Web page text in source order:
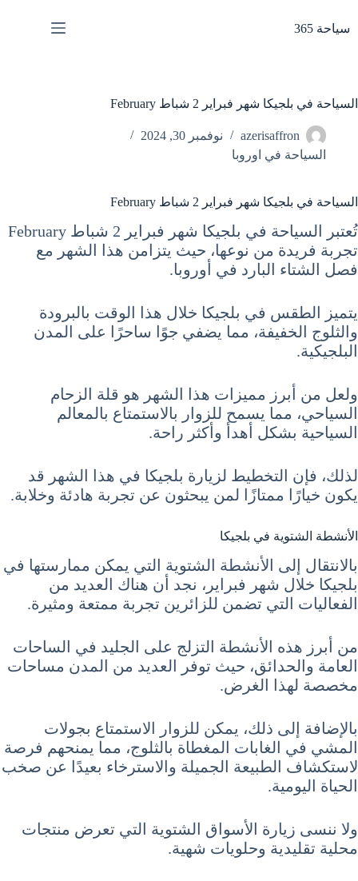
المحتوى
سياحة 365
السياحة في بلجيكا شهر فبراير 2 شباط February
azerisaffron
نوفمبر 30, 2024
السياحة في اوروبا
السياحة في بلجيكا شهر فبراير 2 شباط February
تُعتبر السياحة في بلجيكا شهر فبراير 2 شباط February
تجربة فريدة من نوعها، حيث يتزامن هذا الشهر مع
فصل الشتاء البارد في أوروبا.
يتميز الطقس في بلجيكا خلال هذا الوقت بالبرودة
والثلوج الخفيفة، مما يضفي جوًا ساحرًا على المدن
البلجيكية.
ولعل من أبرز مميزات هذا الشهر هو قلة الزحام
السياحي، مما يسمح للزوار بالاستمتاع بالمعالم
السياحية بشكل أهدأ وأكثر راحة.
لذلك، فإن التخطيط لزيارة بلجيكا في هذا الشهر قد
يكون خيارًا ممتازًا لمن يبحثون عن تجربة هادئة وخلابة.
الأنشطة الشتوية في بلجيكا
بالانتقال إلى الأنشطة الشتوية التي يمكن ممارستها في
بلجيكا خلال شهر فبراير، نجد أن هناك العديد من
الفعاليات التي تضمن للزائرين تجربة ممتعة ومثيرة.
من أبرز هذه الأنشطة التزلج على الجليد في الساحات
العامة والحدائق، حيث توفر العديد من المدن مساحات
مخصصة لهذا الغرض.
بالإضافة إلى ذلك، يمكن للزوار الاستمتاع بجولات
المشي في الغابات المغطاة بالثلوج، مما يمنحهم فرصة
لاستكشاف الطبيعة الجميلة والاسترخاء بعيدًا عن صخب
الحياة اليومية.
ولا ننسى زيارة الأسواق الشتوية التي تعرض منتجات
محلية تقليدية وحلويات شهية.